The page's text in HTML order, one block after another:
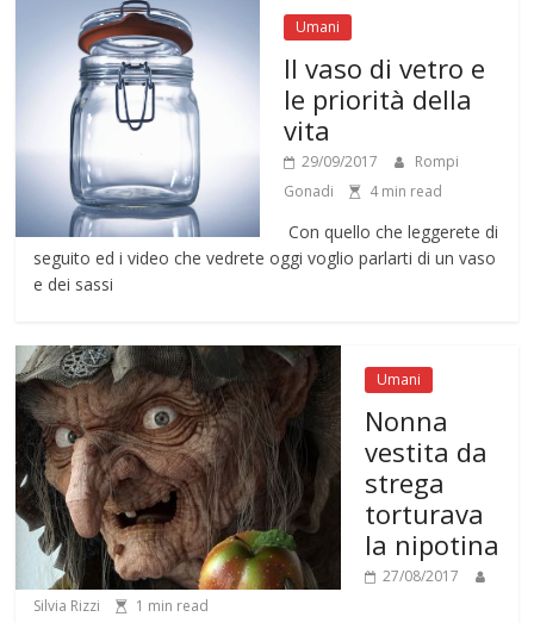
Umani
Il vaso di vetro e
le priorità della
vita
29/09/2017
Rompi
Gonadi
4 min read
Con quello che leggerete di
seguito ed i video che vedrete oggi voglio parlarti di un vaso
e dei sassi
Umani
Nonna
vestita da
strega
torturava
la nipotina
27/08/2017
Silvia Rizzi
1 min read